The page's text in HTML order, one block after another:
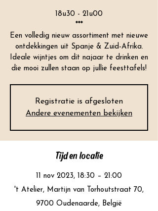
18u30 - 21u00
***
Een volledig nieuw assortiment met nieuwe
ontdekkingen uit Spanje & Zuid-Afrika.
Ideale wijntjes om dit najaar te drinken en
die mooi zullen staan op jullie feesttafels!
Registratie is afgesloten
Andere evenementen bekijken
Tijd en locatie
11 nov 2023, 18:30 – 21:00
't Atelier, Martijn van Torhoutstraat 70,
9700 Oudenaarde, België